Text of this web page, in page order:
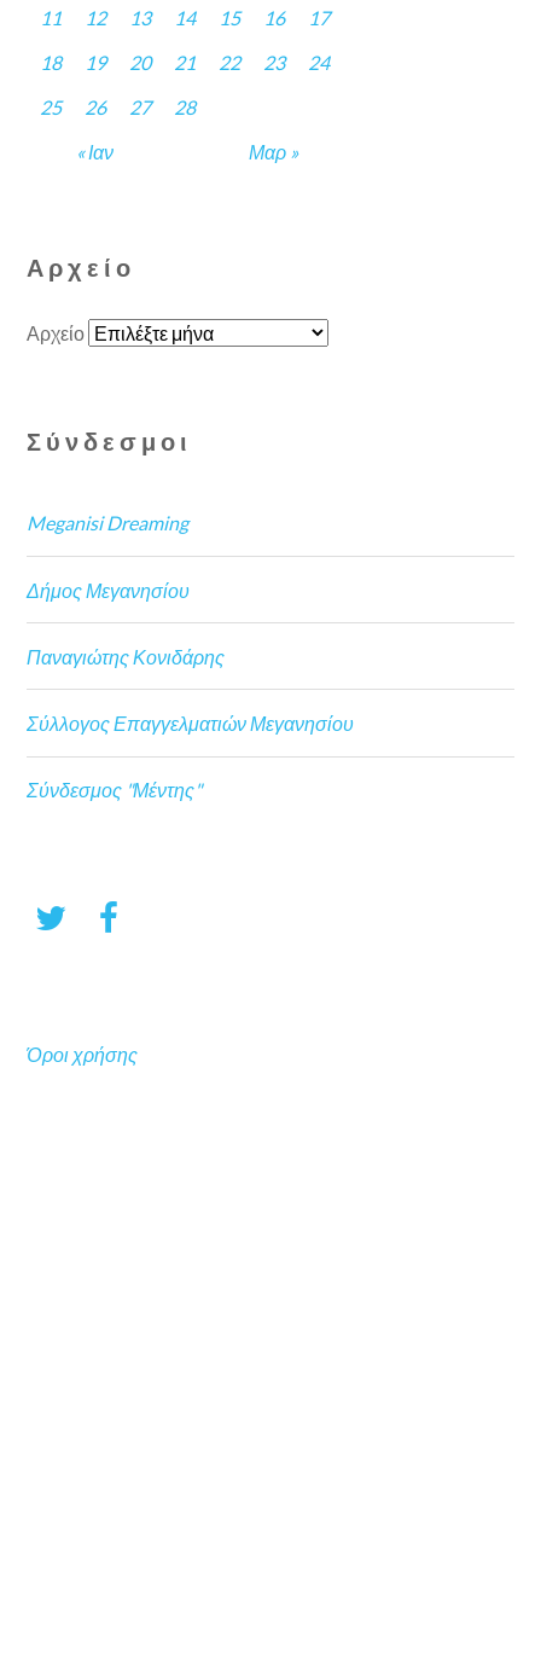
« Ιαν Μαρ »
11
12 13 14 15 16
17
18
19 20 21 22 23
24
25
26 27 28
Αρχείο
Αρχείο
Σύνδεσμοι
Meganisi Dreaming
Δήμος Μεγανησίου
Παναγιώτης Κονιδάρης
Σύλλογος Επαγγελματιών Μεγανησίου
Σύνδεσμος "Μέντης"
Όροι χρήσης